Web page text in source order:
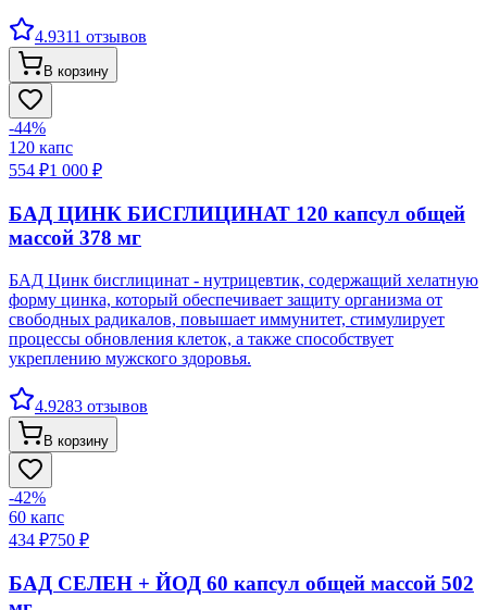
4.9311 отзывов
В корзину
-44%
120 капс
554 ₽1 000 ₽
БАД ЦИНК БИСГЛИЦИНАТ 120 капсул общей
массой 378 мг
БАД Цинк бисглицинат - нутрицевтик, содержащий хелатную
форму цинка, который обеспечивает защиту организма от
свободных радикалов, повышает иммунитет, стимулирует
процессы обновления клеток, а также способствует
укреплению мужского здоровья.
4.9283 отзывов
В корзину
-42%
60 капс
434 ₽750 ₽
БАД СЕЛЕН + ЙОД 60 капсул общей массой 502